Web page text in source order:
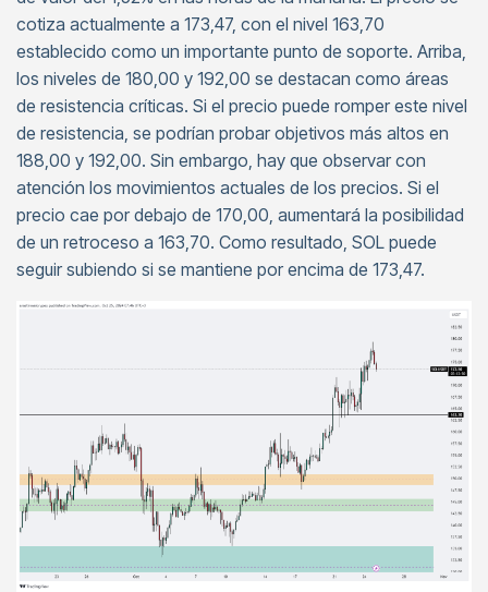
cotiza actualmente a 173,47, con el nivel 163,70
establecido como un importante punto de soporte. Arriba,
los niveles de 180,00 y 192,00 se destacan como áreas
de resistencia críticas. Si el precio puede romper este nivel
de resistencia, se podrían probar objetivos más altos en
188,00 y 192,00. Sin embargo, hay que observar con
atención los movimientos actuales de los precios. Si el
precio cae por debajo de 170,00, aumentará la posibilidad
de un retroceso a 163,70. Como resultado, SOL puede
seguir subiendo si se mantiene por encima de 173,47.